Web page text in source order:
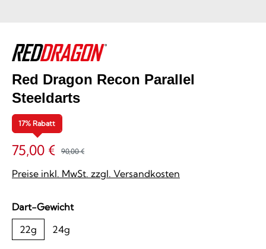
Red Dragon Recon Parallel
Steeldarts
17% Rabatt
75,00 € 90,00 €
Preise inkl. MwSt. zzgl. Versandkosten
Dart-Gewichtauswählen
22g
24g